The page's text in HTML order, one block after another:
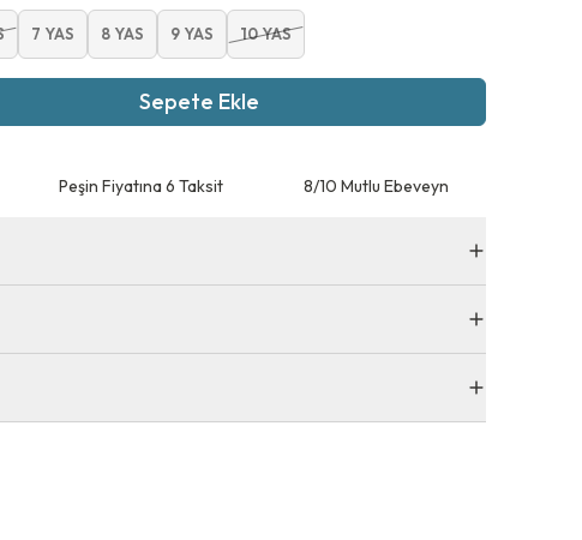
7 YAS 8 YAS 9 YAS 10 YAS
Sepete Ekle
Peşin Fiyatına 6 Taksit 8/10 Mutlu Ebeveyn